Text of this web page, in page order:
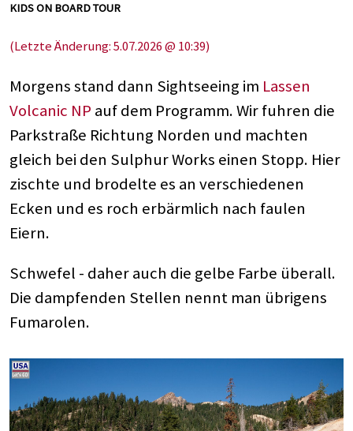
KIDS ON BOARD TOUR
(Letzte Änderung: 5.07.2026 @ 10:39)
Morgens stand dann Sightseeing im Lassen
Volcanic NP auf dem Programm. Wir fuhren die
Parkstraße Richtung Norden und machten
gleich bei den Sulphur Works einen Stopp. Hier
zischte und brodelte es an verschiedenen
Ecken und es roch erbärmlich nach faulen
Eiern.
Schwefel - daher auch die gelbe Farbe überall.
Die dampfenden Stellen nennt man übrigens
Fumarolen.